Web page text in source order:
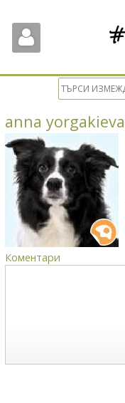
anna yorgakieva
Коментари